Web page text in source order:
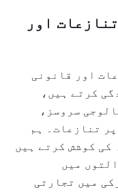
اور
اور قانونی
کرتے ہیں،
سروسز،
تنازعات۔ ہم
کی کوشش کرتے ہیں
میں
میں تجارتی